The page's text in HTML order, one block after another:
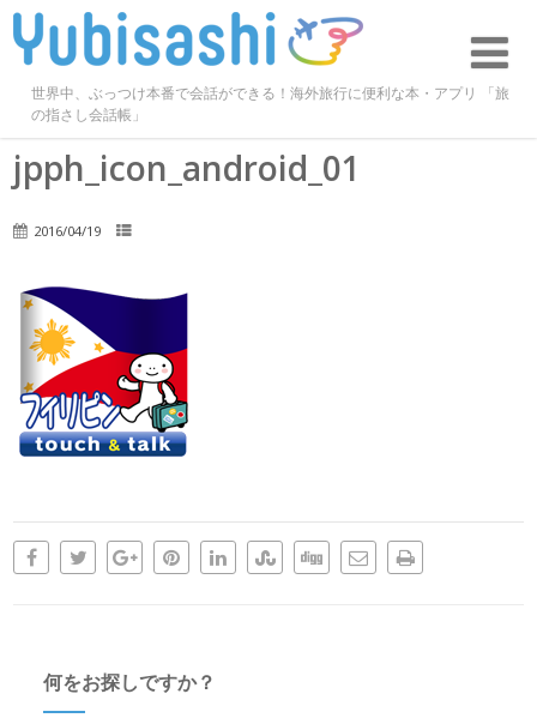
世界中、ぶっつけ本番で会話ができる！海外旅行に便利な本・アプリ 「旅
の指さし会話帳」
jpph_icon_android_01
2016/04/19
何をお探しですか？